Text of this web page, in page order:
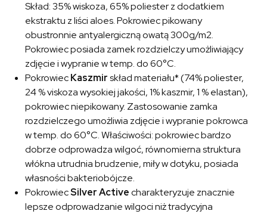
Skład: 35% wiskoza, 65% poliester z dodatkiem
ekstraktu z liści aloes. Pokrowiec pikowany
obustronnie antyalergiczną owatą 300g/m2.
Pokrowiec posiada zamek rozdzielczy umożliwiający
zdjęcie i wypranie w temp. do 60°C.
PokrowiecKaszmirskład materiału* (74% poliester,
24 % viskoza wysokiej jakości, 1% kaszmir, 1 % elastan),
pokrowiec niepikowany. Zastosowanie zamka
rozdzielczego umożliwia zdjęcie i wypranie pokrowca
w temp. do 60°C. Właściwości: pokrowiec bardzo
dobrze odprowadza wilgoć, równomierna struktura
włókna utrudnia brudzenie, miły w dotyku, posiada
własności bakteriobójcze.
PokrowiecSilver Activecharakteryzuje znacznie
lepsze odprowadzanie wilgoci niż tradycyjna